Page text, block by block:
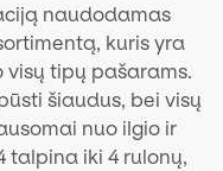
naudodamas
kuris yra
visų tipų pašarams.
šiaudus, bei visų
nuo ilgio ir
talpina iki 4 rulonų,